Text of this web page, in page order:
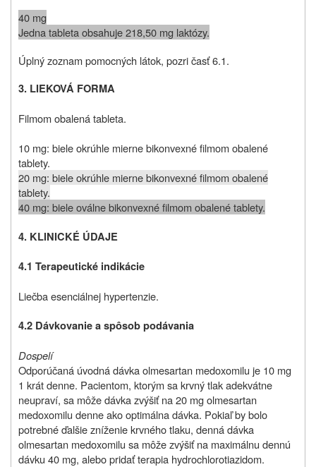
40 mg
Jedna tableta obsahuje 218,50 mg laktózy.
Úplný zoznam pomocných látok, pozri časť 6.1.
3. LIEKOVÁ FORMA
Filmom obalená tableta.
10 mg: biele okrúhle mierne bikonvexné filmom obalené
tablety.
20 mg: biele okrúhle mierne bikonvexné filmom obalené
tablety.
40 mg: biele oválne bikonvexné filmom obalené tablety.
4. KLINICKÉ ÚDAJE
4.1 Terapeutické indikácie
Liečba esenciálnej hypertenzie.
4.2 Dávkovanie a spôsob podávania
Dospelí
Odporúčaná úvodná dávka olmesartan medoxomilu je 10 mg
1 krát denne. Pacientom, ktorým sa krvný tlak adekvátne
neupraví, sa môže dávka zvýšiť na 20 mg olmesartan
medoxomilu denne ako optimálna dávka. Pokiaľ by bolo
potrebné ďalšie zníženie krvného tlaku, denná dávka
olmesartan medoxomilu sa môže zvýšiť na maximálnu dennú
dávku 40 mg, alebo pridať terapia hydrochlorotiazidom.